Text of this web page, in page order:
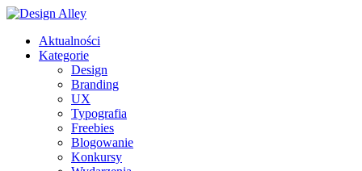
Aktualności
Kategorie
Design
Branding
UX
Typografia
Freebies
Blogowanie
Konkursy